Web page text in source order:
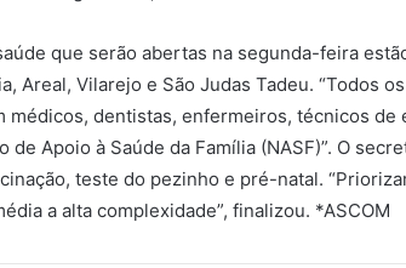
que serão abertas na segunda-feira
Areal, Vilarejo e São Judas Tadeu. “Todos
médicos, dentistas, enfermeiros, técnicos
de Apoio à Saúde da Família (NASF)”. O
teste do pezinho e pré-natal.
a alta complexidade”, finalizou. *ASCOM